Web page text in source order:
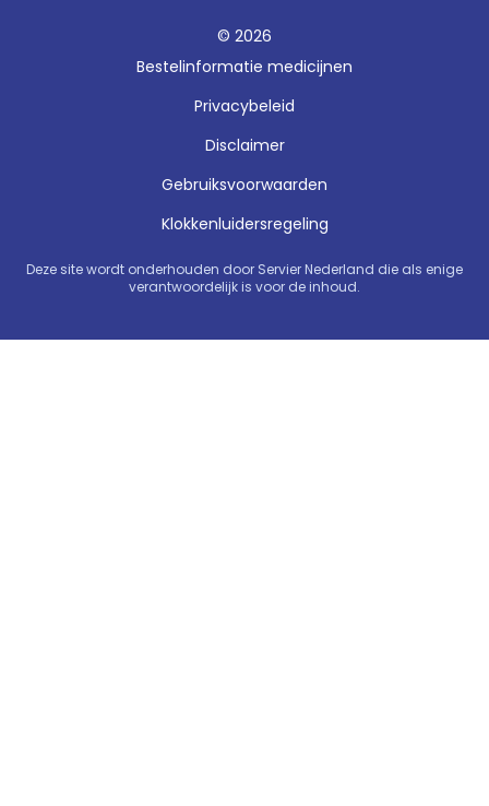
© 2026
Bestelinformatie medicijnen
Privacybeleid
Disclaimer
Gebruiksvoorwaarden
Klokkenluidersregeling
Deze site wordt onderhouden door Servier Nederland die als enige
verantwoordelijk is voor de inhoud.